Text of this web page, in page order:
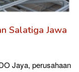
Salatiga Jawa
Jaya, perusahaan